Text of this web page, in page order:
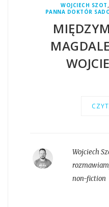
WOJCIECH SZOT ,
PANNA DOKTÓR
Wojciech
rozmawiam
non-fiction